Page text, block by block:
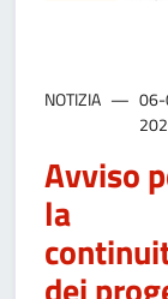
NOTIZIA
Avviso
la